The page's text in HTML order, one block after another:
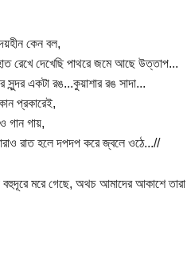
কেন বল,
রেখে দেখেছি পাথরে জমে আছে উত্তাপ...
সুন্দর একটা রঙ...কুয়াশার রঙ সাদা...
প্রকারেই,
গান গায়,
রাত হলে দপদপ করে জ্বলে ওঠে...//
বহুদূরে মরে গেছে, অথচ আমাদের আকাশে